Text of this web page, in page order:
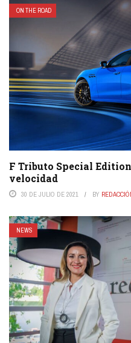
ON THE ROAD
F Tributo Special
velocidad
30 DE JULIO DE 2021 BY
NEWS